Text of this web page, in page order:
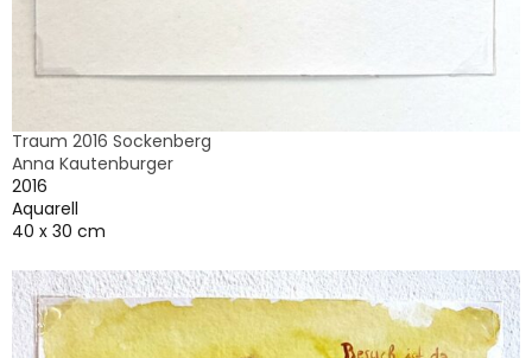
Traum 2016 Sockenberg
Anna Kautenburger
2016
Aquarell
40 x 30 cm